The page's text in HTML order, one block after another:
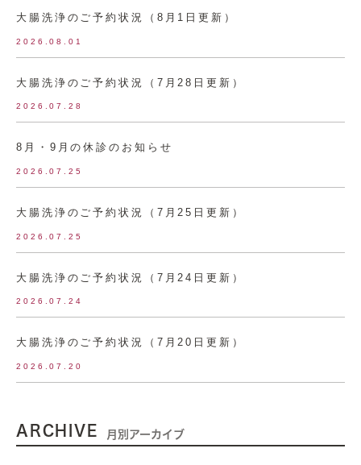
大腸洗浄のご予約状況（8月1日更新）
2026.08.01
大腸洗浄のご予約状況（7月28日更新）
2026.07.28
8月・9月の休診のお知らせ
2026.07.25
大腸洗浄のご予約状況（7月25日更新）
2026.07.25
大腸洗浄のご予約状況（7月24日更新）
2026.07.24
大腸洗浄のご予約状況（7月20日更新）
2026.07.20
ARCHIVE 月別アーカイブ